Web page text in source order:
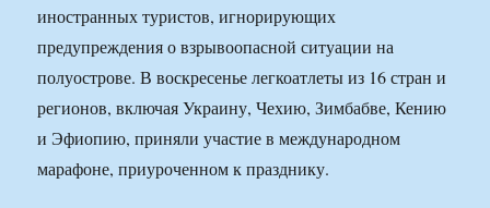
иностранных туристов, игнорирующих
предупреждения о взрывоопасной ситуации на
полуострове. В воскресенье легкоатлеты из 16 стран и
регионов, включая Украину, Чехию, Зимбабве, Кению
и Эфиопию, приняли участие в международном
марафоне, приуроченном к празднику.